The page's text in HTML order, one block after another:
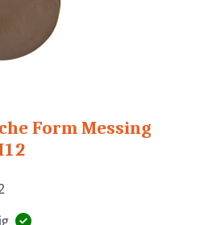
Form Messing